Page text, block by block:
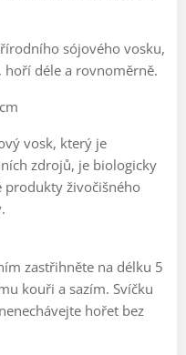
sójového vosku,
déle a rovnoměrně.
vosk, který je
zdrojů, je biologicky
produkty živočišného
zastřihněte na délku 5
kouři a sazím. Svíčku
hořet bez